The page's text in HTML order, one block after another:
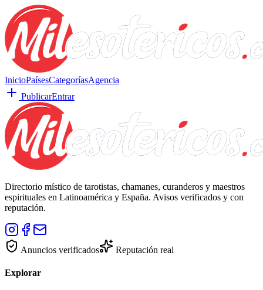
InicioPaísesCategoríasAgencia
PublicarEntrar
Directorio místico de tarotistas, chamanes, curanderos y maestros
espirituales en Latinoamérica y España. Avisos verificados y con
reputación.
Anuncios verificados Reputación real
Explorar